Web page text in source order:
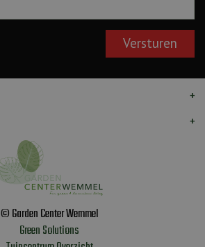
© Garden Center Wemmel
Green Solutions